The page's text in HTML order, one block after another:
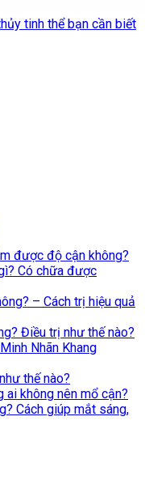
tinh thể bạn cần biết
được độ cận không?
Có chữa được
– Cách trị hiệu quả
Điều trị như thế nào?
Nhãn Khang
thế nào?
ai không nên mổ cận?
Cách giúp mắt sáng,